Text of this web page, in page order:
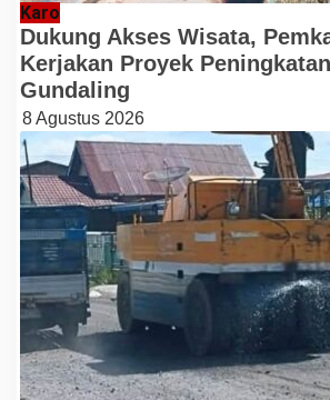
Karo
Dukung Akses Wisata,
Kerjakan Proyek
Gundaling
8 Agustus 2026